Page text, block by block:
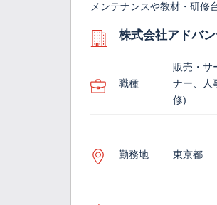
メンテナンスや教材・研修
株式会社アドバ
職種
販売・サ
ナー、人
修)
勤務地 東京都